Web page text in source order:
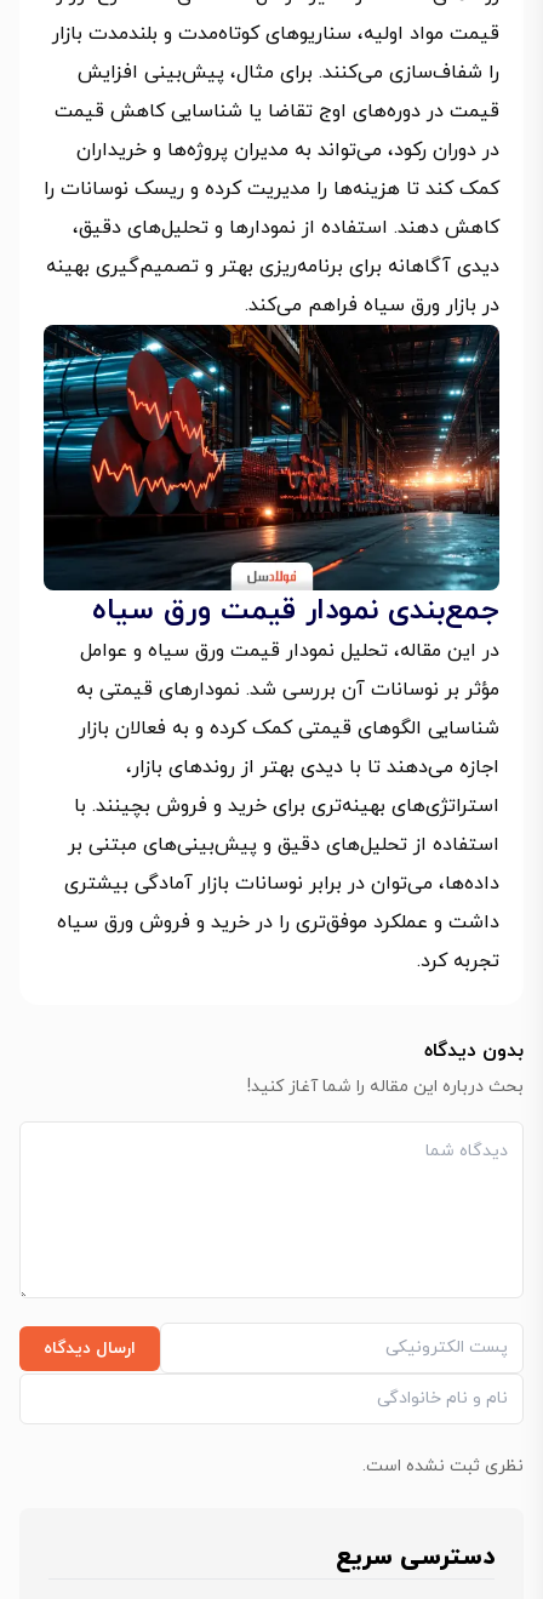
قیمت مواد اولیه، سناریوهای کوتاه‌مدت و بلندمدت بازار
را شفاف‌سازی می‌کنند. برای مثال، پیش‌بینی افزایش
قیمت در دوره‌های اوج تقاضا یا شناسایی کاهش قیمت
در دوران رکود، می‌تواند به مدیران پروژه‌ها و خریداران
کمک کند تا هزینه‌ها را مدیریت کرده و ریسک نوسانات را
کاهش دهند. استفاده از نمودارها و تحلیل‌های دقیق،
دیدی آگاهانه برای برنامه‌ریزی بهتر و تصمیم‌گیری بهینه
در بازار ورق سیاه فراهم می‌کند.
جمع‌بندی نمودار قیمت ورق سیاه
در این مقاله، تحلیل نمودار قیمت ورق سیاه و عوامل
مؤثر بر نوسانات آن بررسی شد. نمودارهای قیمتی به
شناسایی الگوهای قیمتی کمک کرده و به فعالان بازار
اجازه می‌دهند تا با دیدی بهتر از روندهای بازار،
استراتژی‌های بهینه‌تری برای خرید و فروش بچینند. با
استفاده از تحلیل‌های دقیق و پیش‌بینی‌های مبتنی بر
داده‌ها، می‌توان در برابر نوسانات بازار آمادگی بیشتری
داشت و عملکرد موفق‌تری را در خرید و فروش ورق سیاه
تجربه کرد.
بدون دیدگاه
بحث درباره این مقاله را شما آغاز کنید!
ارسال دیدگاه
نظری ثبت نشده است.
دسترسی سریع